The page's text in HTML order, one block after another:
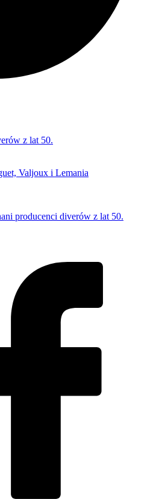
z lat 50.
Valjoux i Lemania
producenci diverów z lat 50.